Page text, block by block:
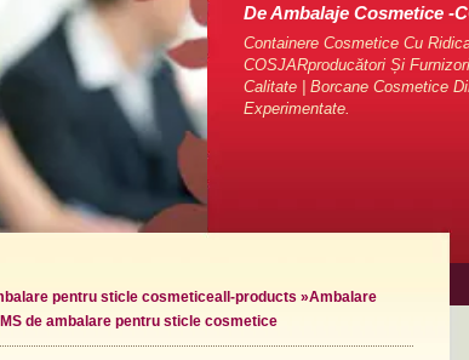
De Ambalaje Cosmetice -
Containere Cosmetice Cu
COSJARproducători Și
Calitate | Borcane Cosmetice
Experimentate.
pentru sticle cosmeticeall-products »Ambalare
de ambalare pentru sticle cosmetice